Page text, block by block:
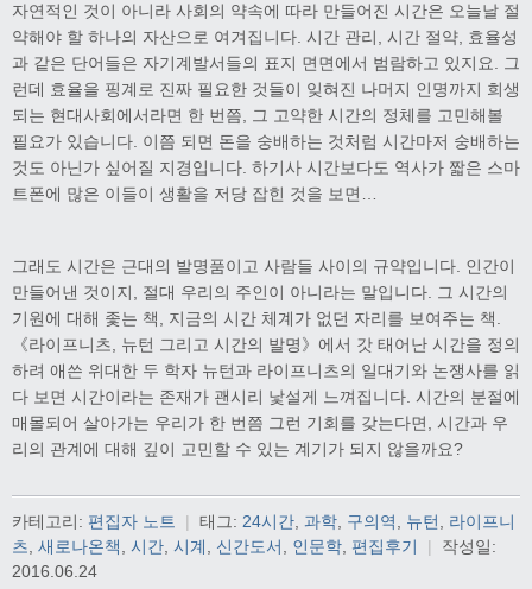
자연적인 것이 아니라 사회의 약속에 따라 만들어진 시간은 오늘날 절
약해야 할 하나의 자산으로 여겨집니다. 시간 관리, 시간 절약, 효율성
과 같은 단어들은 자기계발서들의 표지 면면에서 범람하고 있지요. 그
런데 효율을 핑계로 진짜 필요한 것들이 잊혀진 나머지 인명까지 희생
되는 현대사회에서라면 한 번쯤, 그 고약한 시간의 정체를 고민해볼
필요가 있습니다. 이쯤 되면 돈을 숭배하는 것처럼 시간마저 숭배하는
것도 아닌가 싶어질 지경입니다. 하기사 시간보다도 역사가 짧은 스마
트폰에 많은 이들이 생활을 저당 잡힌 것을 보면…
그래도 시간은 근대의 발명품이고 사람들 사이의 규약입니다. 인간이
만들어낸 것이지, 절대 우리의 주인이 아니라는 말입니다. 그 시간의
기원에 대해 좇는 책, 지금의 시간 체계가 없던 자리를 보여주는 책.
《라이프니츠, 뉴턴 그리고 시간의 발명》에서 갓 태어난 시간을 정의
하려 애쓴 위대한 두 학자 뉴턴과 라이프니츠의 일대기와 논쟁사를 읽
다 보면 시간이라는 존재가 괜시리 낯설게 느껴집니다. 시간의 분절에
매몰되어 살아가는 우리가 한 번쯤 그런 기회를 갖는다면, 시간과 우
리의 관계에 대해 깊이 고민할 수 있는 계기가 되지 않을까요?
카테고리: 편집자 노트 | 태그: 24시간, 과학, 구의역, 뉴턴, 라이프니
츠, 새로나온책, 시간, 시계, 신간도서, 인문학, 편집후기 |
작성일:
2016.06.24